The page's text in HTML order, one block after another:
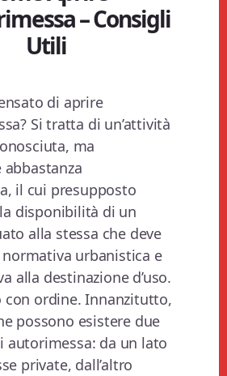
– Consigli
Utili
di aprire
Si tratta di un’attività
ma
il cui presupposto
disponibilità di un
alla stessa che deve
urbanistica e
alla destinazione d’uso.
con ordine. Innanzitutto,
possono esistere due
autorimessa: da un lato
private, dall’altro